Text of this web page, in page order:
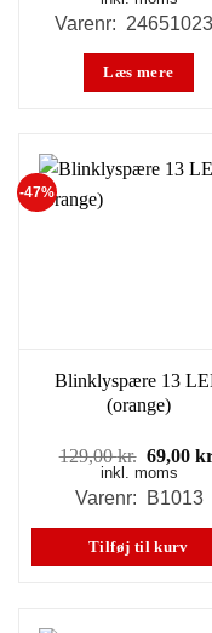
Varenr:
Læs mere
-47%
Blinklyspære 13
(orange)
129,00kr. Den
pris
129,00
69,00
inkl. moms
Varenr: B1013
Tilføj til kurv